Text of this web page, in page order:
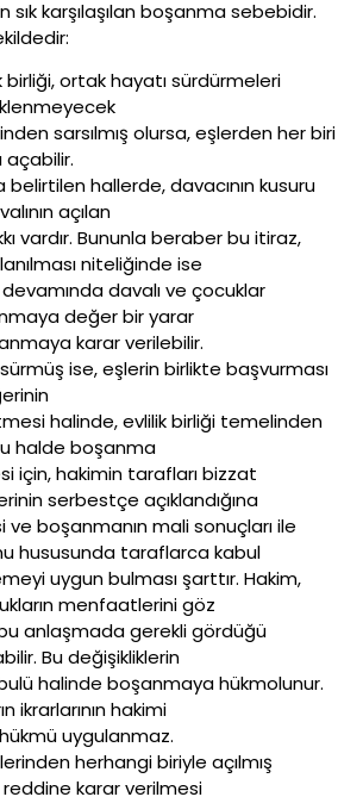
sık karşılaşılan boşanma sebebidir.
birliği, ortak hayatı sürdürmeleri
sarsılmış olursa, eşlerden her biri
açabilir.
belirtilen hallerde, davacının kusuru
açılan
vardır. Bununla beraber bu itiraz,
niteliğinde ise
davalı ve çocuklar
değer bir yarar
karar verilebilir.
sürmüş ise, eşlerin birlikte başvurması
halinde, evlilik birliği temelinden
halde boşanma
için, hakimin tarafları bizzat
serbestçe açıklandığına
boşanmanın mali sonuçları ile
hususunda taraflarca kabul
uygun bulması şarttır. Hakim,
menfaatlerini göz
anlaşmada gerekli gördüğü
Bu değişikliklerin
halinde boşanmaya hükmolunur.
ikrarlarının hakimi
uygulanmaz.
herhangi biriyle açılmış
karar verilmesi